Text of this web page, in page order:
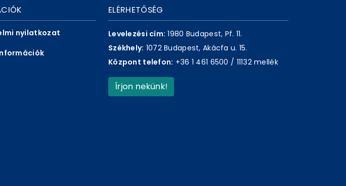
nyilatkozat
ELÉRHETŐSÉG
Levelezési cím: 1980 Budapest, Pf. 11.
Székhely: 1072 Budapest, Akácfa u. 15.
Központ telefon: +36 1 461 6500 / 11132 mellék
Írjon nekünk!